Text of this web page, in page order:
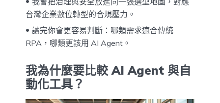
台灣企業數位轉型的合規壓力。
讀完你會更容易判斷：哪類需求適合傳統
RPA，哪類更該用 AI Agent。
我為什麼要比較 AI Agent 與自
動化工具？